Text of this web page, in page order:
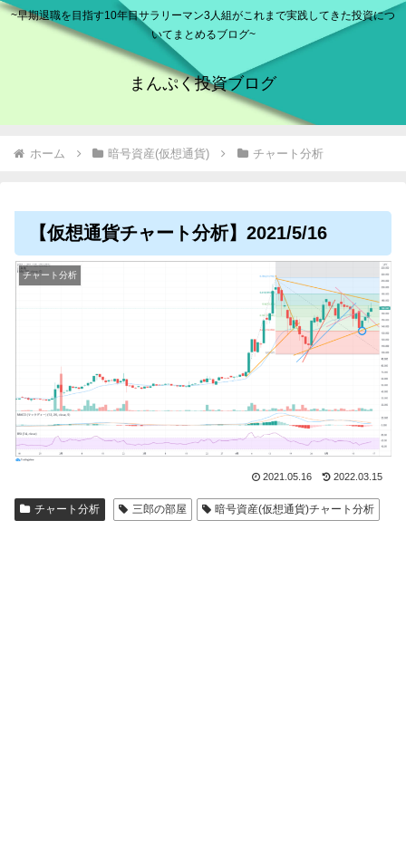
~早期退職を目指す10年目サラリーマン3人組がこれまで実践してきた投資につ
いてまとめるブログ~
まんぷく投資ブログ
ホーム 暗号資産(仮想通貨) チャート分析
【仮想通貨チャート分析】2021/5/16
チャート分析
2021.05.16 2022.03.15
チャート分析 三郎の部屋 暗号資産(仮想通貨)チャート分析